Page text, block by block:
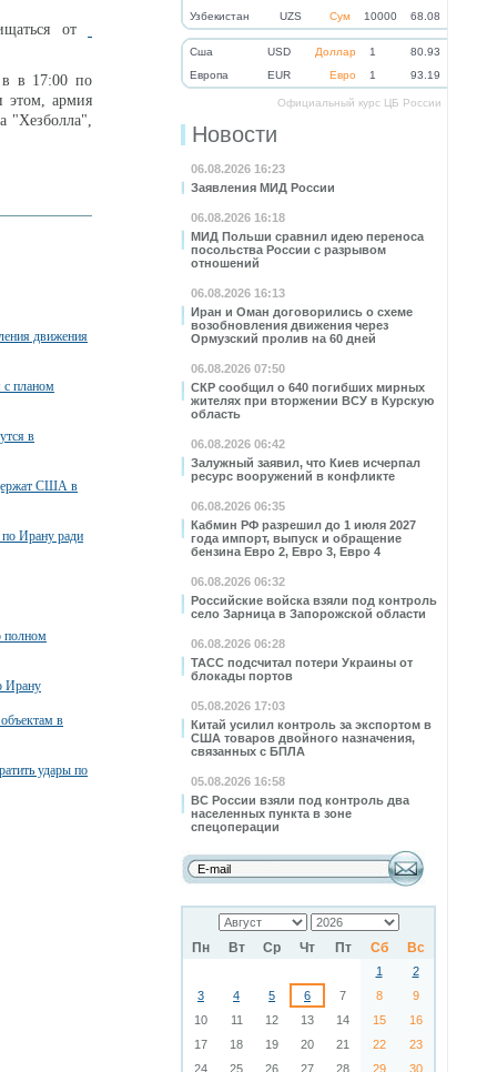
Узбекистан
UZS Сум 10000 68.08
Cша USD Доллар 1
80.93
Eвропа
EUR Евро 1 93.19
Официальный курс ЦБ России
Новости
06.08.2026 16:23
Заявления МИД России
06.08.2026 16:18
МИД Польши сравнил идею переноса
посольства России с разрывом
отношений
06.08.2026 16:13
Иран и Оман договорились о схеме
возобновления движения через
Ормузский пролив на 60 дней
06.08.2026 07:50
СКР сообщил о 640 погибших мирных
жителях при вторжении ВСУ в Курскую
область
06.08.2026 06:42
Залужный заявил, что Киев исчерпал
ресурс вооружений в конфликте
06.08.2026 06:35
Кабмин РФ разрешил до 1 июля 2027
года импорт, выпуск и обращение
бензина Евро 2, Евро 3, Евро 4
06.08.2026 06:32
Российские войска взяли под контроль
село Зарница в Запорожской области
06.08.2026 06:28
ТАСС подсчитал потери Украины от
блокады портов
05.08.2026 17:03
Китай усилил контроль за экспортом в
США товаров двойного назначения,
связанных с БПЛА
05.08.2026 16:58
ВС России взяли под контроль два
населенных пункта в зоне
спецоперации
Пн Вт Ср Чт Пт Сб Вс
1
2
3
4 5 6 7 8
9
10
11 12 13 14 15
16
17
18 19 20 21 22
23
24
25 26 27 28 29 30
от
в в 17:00 по
этом, армия
"Хезболла",
движения
с планом
в
США в
по Ирану ради
полном
Ирану
в
удары по